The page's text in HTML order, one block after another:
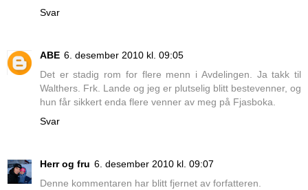
Svar
ABE 6. desember 2010 kl. 09:05
Det er stadig rom for flere menn i Avdelingen. Ja takk til
Walthers. Frk. Lande og jeg er plutselig blitt bestevenner, og
hun får sikkert enda flere venner av meg på Fjasboka.
Svar
Herr og fru 6. desember 2010 kl. 09:07
Denne kommentaren har blitt fjernet av forfatteren.